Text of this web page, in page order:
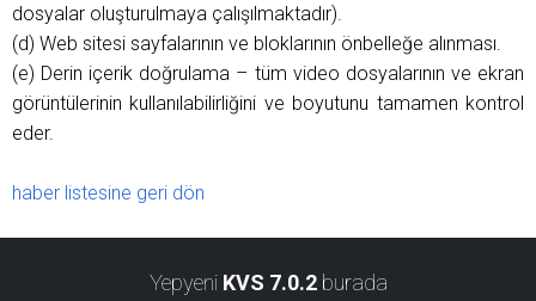
dosyalar oluşturulmaya çalışılmaktadır).
(d) Web sitesi sayfalarının ve bloklarının önbelleğe alınması.
(e) Derin içerik doğrulama – tüm video dosyalarının ve ekran
görüntülerinin kullanılabilirliğini ve boyutunu tamamen kontrol
eder.
haber listesine geri dön
Yepyeni KVS 7.0.2burada